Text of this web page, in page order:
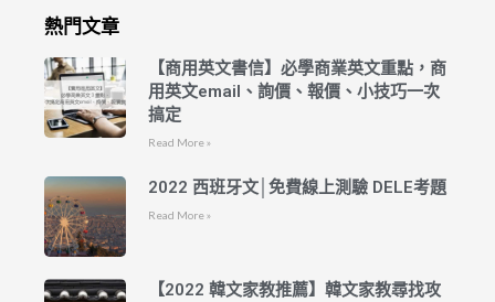
熱門文章
【商用英文書信】必學商業英文重點，商
用英文email、詢價、報價、小技巧一次
搞定
Read More »
2022 西班牙文│免費線上測驗 DELE考題
Read More »
【2022 韓文家教推薦】韓文家教尋找攻